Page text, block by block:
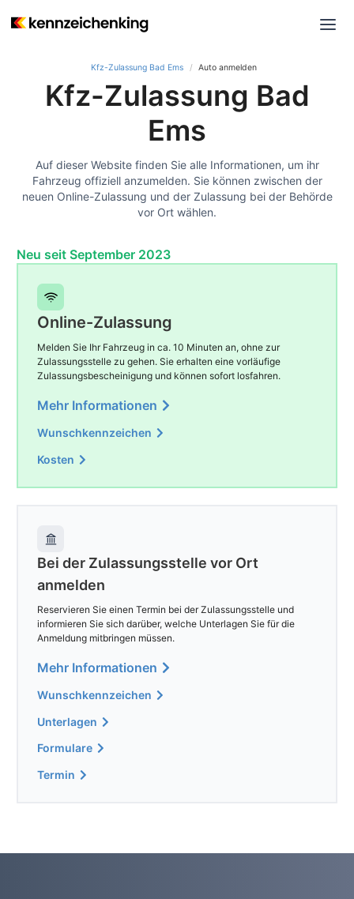
Kfz-Zulassung Bad Ems Auto anmelden
Kfz-Zulassung Bad
Ems
Auf dieser Website finden Sie alle Informationen, um ihr
Fahrzeug offiziell anzumelden. Sie können zwischen der
neuen Online-Zulassung und der Zulassung bei der Behörde
vor Ort wählen.
Neu seit September 2023
Online-Zulassung
Melden Sie Ihr Fahrzeug in ca. 10 Minuten an, ohne zur
Zulassungsstelle zu gehen. Sie erhalten eine vorläufige
Zulassungsbescheinigung und können sofort losfahren.
Mehr Informationen
Wunschkennzeichen
Kosten
Bei der Zulassungsstelle vor Ort
anmelden
Reservieren Sie einen Termin bei der Zulassungsstelle und
informieren Sie sich darüber, welche Unterlagen Sie für die
Anmeldung mitbringen müssen.
Mehr Informationen
Wunschkennzeichen
Unterlagen
Formulare
Termin